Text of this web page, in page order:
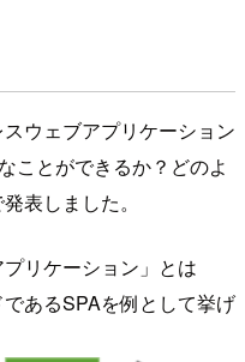
ウェブアプリケーション
ことができるか？どのよ
表しました。
リケーション」とは
あるSPAを例として挙げ